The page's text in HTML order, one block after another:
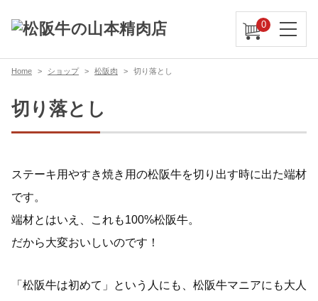
0
Home ショップ 松阪肉 切り落とし
切り落とし
ステーキ用やすき焼き用の松阪牛を切り出す時に出た端材
です。
端材とはいえ、これも100%松阪牛。
だから大変おいしいのです！
「松阪牛は初めて」という人にも、松阪牛マニアにも大人